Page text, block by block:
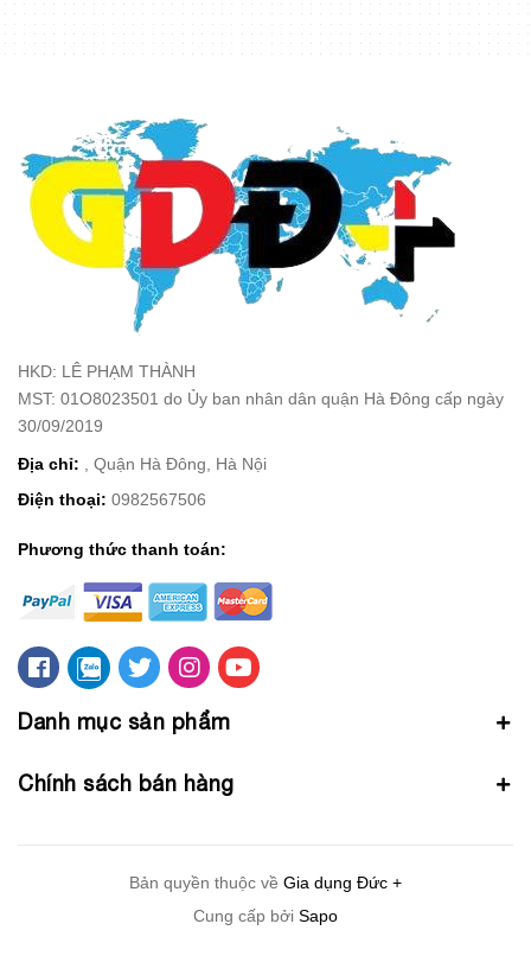
HKD: LÊ PHẠM THÀNH
MST: 01O8023501 do Ủy ban nhân dân quận Hà Đông cấp ngày
30/09/2019
Địa chỉ: , Quận Hà Đông, Hà Nội
Điện thoại: 0982567506
Phương thức thanh toán:
Danh mục sản phẩm
Chính sách bán hàng
Bản quyền thuộc về Gia dụng Đức +
Cung cấp bởi Sapo